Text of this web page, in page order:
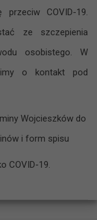
COVID-19.
ze szczepienia
osobistego. W
o kontakt pod
Wojcieszków do
i form spisu
COVID-19.